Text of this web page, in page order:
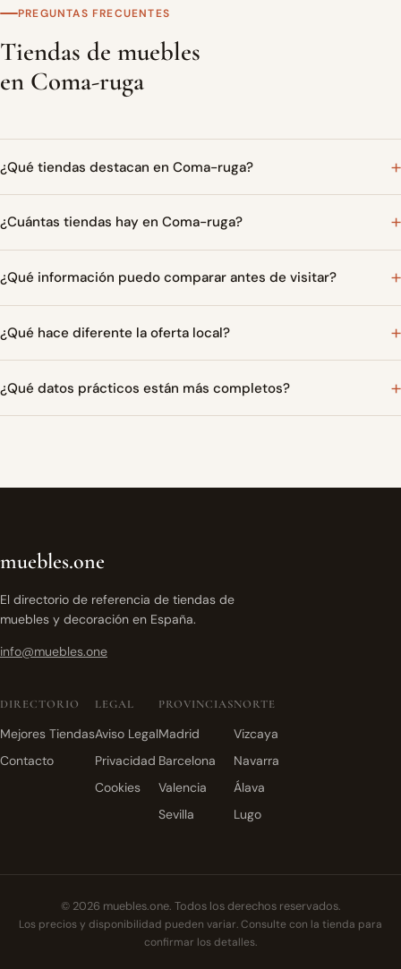
PREGUNTAS FRECUENTES
Tiendas de muebles
en Coma-ruga
¿Qué tiendas destacan en Coma-ruga?
¿Cuántas tiendas hay en Coma-ruga?
¿Qué información puedo comparar antes de visitar?
¿Qué hace diferente la oferta local?
¿Qué datos prácticos están más completos?
muebles.one
El directorio de referencia de tiendas de
muebles y decoración en España.
info@muebles.one
DIRECTORIO
Mejores Tiendas
Contacto
LEGAL
Aviso Legal
Privacidad
Cookies
PROVINCIAS
Madrid
Barcelona
Valencia
Sevilla
NORTE
Vizcaya
Navarra
Álava
Lugo
© 2026 muebles.one. Todos los derechos reservados.
Los precios y disponibilidad pueden variar. Consulte con la tienda para
confirmar los detalles.